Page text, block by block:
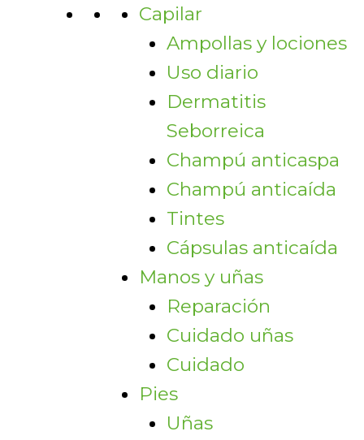
Capilar
Ampollas y lociones
Uso diario
Dermatitis
Seborreica
Champú anticaspa
Champú anticaída
Tintes
Cápsulas anticaída
Manos y uñas
Reparación
Cuidado uñas
Cuidado
Pies
Uñas